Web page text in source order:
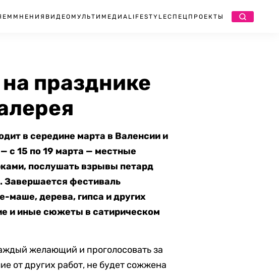
МНЕНИЯ ВИДЕО МУЛЬТИМЕДИА LIFESTYLEСПЕЦПРОЕКТЫ
празднике
в середине марта в Валенсии и
с 15 по 19 марта — местные
послушать взрывы петард
Завершается фестиваль
маше, дерева, гипса и других
и иные сюжеты в сатирическом
желающий и проголосовать за
от других работ, не будет сожжена